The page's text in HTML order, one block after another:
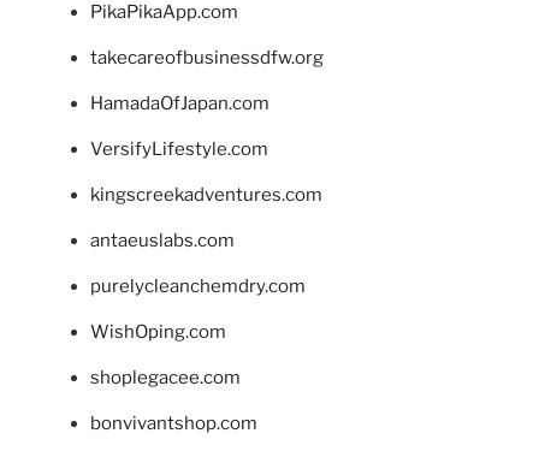
PikaPikaApp.com
takecareofbusinessdfw.org
HamadaOfJapan.com
VersifyLifestyle.com
kingscreekadventures.com
antaeuslabs.com
purelycleanchemdry.com
WishOping.com
shoplegacee.com
bonvivantshop.com